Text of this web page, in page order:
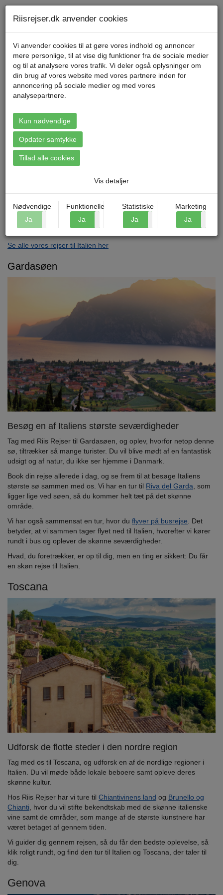
Menu
Forside » Blog » Seværdigheder i Norditalien
SEVÆRDIGHEDER I NORDITALIEN
Riis Rejser d. 08.07.2024
Hos Riis Rejser elsker vi det nordlige Italien, og derfor har vi her
samlet nogle af vores bedste feriedestinationer til dig. Vi rejser
mulighed for at opleve Italiens historie, kultur og natur sammen
med andre rejselystne danskere.
Klik rundt, og find den rejse, der taler til dig, og book din ferie
allerede i dag. Vi garanterer en fantastisk tur med skønne
seværdigheder og mindeværdige oplevelser.
Se alle vores rejser til Italien her
Gardasøen
Besøg en af Italiens største seværdigheder
Tag med Riis Rejser til Gardasøen, og oplev, hvorfor netop denne
sø, tiltrækker så mange turister. Du vil blive mødt af en fantastisk
udsigt og af natur, du ikke ser hjemme i Danmark.
Book din rejse allerede i dag, og se frem til at besøge Italiens
største sø sammen med os. Vi har en tur til Riva del Garda, som
ligger lige ved søen, så du kommer helt tæt på det skønne
område.
Vi har også sammensat en tur, hvor du flyver på busrejse. Det
betyder, at vi sammen tager flyet ned til Italien, hvorefter vi kører
rundt i bus og oplever de skønne seværdigheder.
Hvad, du foretrækker, er op til dig, men en ting er sikkert: Du får
en skøn rejse til Italien.
Toscana
Udforsk de flotte steder i den nordre region
Tag med os til Toscana, og udforsk en af de nordlige regioner i
Italien. Du vil møde både lokale beboere samt opleve deres
skønne kultur.
Hos Riis Rejser har vi ture til Chiantivinens land og Brunello og
Chianti, hvor du vil stifte bekendtskab med de skønne italienske
vine samt de områder, som mange af de største kunstnere har
været betaget af gennem tiden.
Vi guider dig gennem rejsen, så du får den bedste oplevelse, så
klik roligt rundt, og find den tur til Italien og Toscana, der taler til
dig.
Genova
Riisrejser.dk anvender cookies
Vi anvender cookies til at gøre vores indhold og annoncer
mere personlige, til at vise dig funktioner fra de sociale medier
og til at analysere vores trafik. Vi deler også oplysninger om
din brug af vores website med vores partnere inden for
annoncering på sociale medier og med vores
analysepartnere.
Kun nødvendige
Opdater samtykke
Tillad alle cookies
Vis detaljer
Nødvendige
Ja
Funktionelle
Ja
Statistiske
Ja
Marketing
Ja